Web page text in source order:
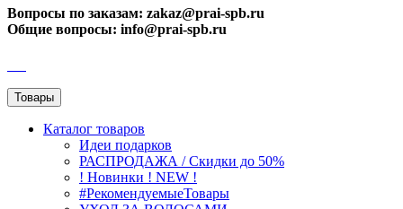
Вопросы по заказам: zakaz@prai-spb.ru
Общие вопросы: info@prai-spb.ru
Товары
Каталог товаров
Идеи подарков
РАСПРОДАЖА / Скидки до 50%
! Новинки ! NEW !
#РекомендуемыеТовары